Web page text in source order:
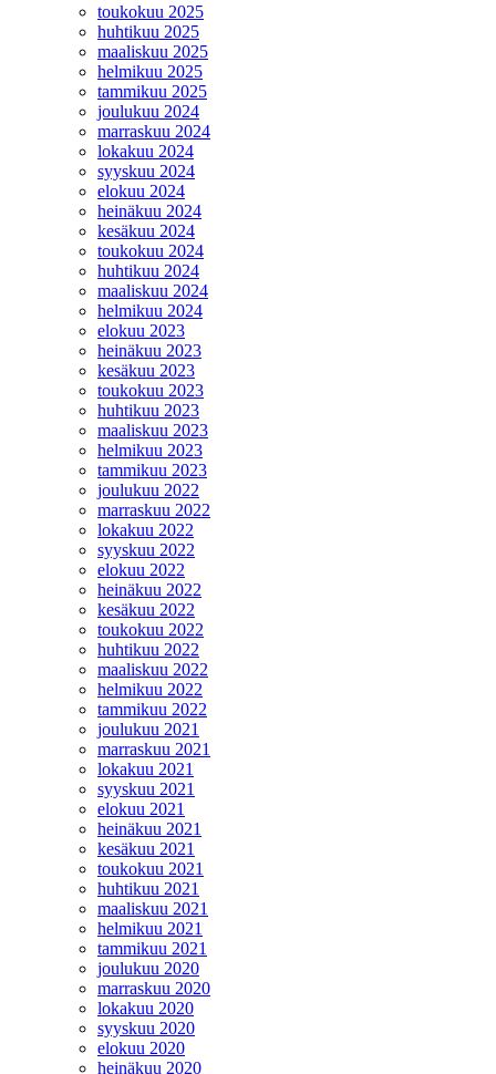
toukokuu 2025
huhtikuu 2025
maaliskuu 2025
helmikuu 2025
tammikuu 2025
joulukuu 2024
marraskuu 2024
lokakuu 2024
syyskuu 2024
elokuu 2024
heinäkuu 2024
kesäkuu 2024
toukokuu 2024
huhtikuu 2024
maaliskuu 2024
helmikuu 2024
elokuu 2023
heinäkuu 2023
kesäkuu 2023
toukokuu 2023
huhtikuu 2023
maaliskuu 2023
helmikuu 2023
tammikuu 2023
joulukuu 2022
marraskuu 2022
lokakuu 2022
syyskuu 2022
elokuu 2022
heinäkuu 2022
kesäkuu 2022
toukokuu 2022
huhtikuu 2022
maaliskuu 2022
helmikuu 2022
tammikuu 2022
joulukuu 2021
marraskuu 2021
lokakuu 2021
syyskuu 2021
elokuu 2021
heinäkuu 2021
kesäkuu 2021
toukokuu 2021
huhtikuu 2021
maaliskuu 2021
helmikuu 2021
tammikuu 2021
joulukuu 2020
marraskuu 2020
lokakuu 2020
syyskuu 2020
elokuu 2020
heinäkuu 2020